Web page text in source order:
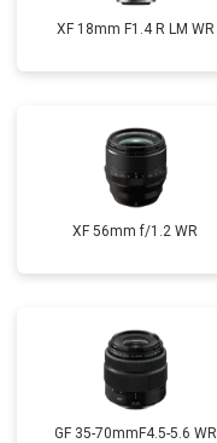
XF 18mm F1.4 R LM WR
XF 56mm f/1.2 WR
GF 35-70mmF4.5-5.6 WR